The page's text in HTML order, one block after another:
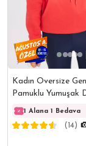
Kadın Oversize
Pamuklu Yumuşak
Polarlı Basic Nar
Kapüşonlu
1 Alana 1 Bedava
(14)